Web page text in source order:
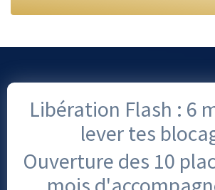
Libération Flash : 6
lever tes
Ouverture des 10